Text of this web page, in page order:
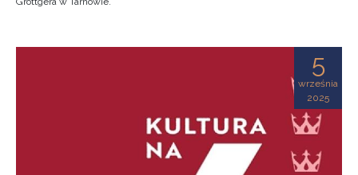
5
września
2025